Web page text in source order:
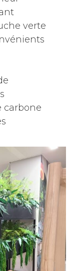
verte
carbone